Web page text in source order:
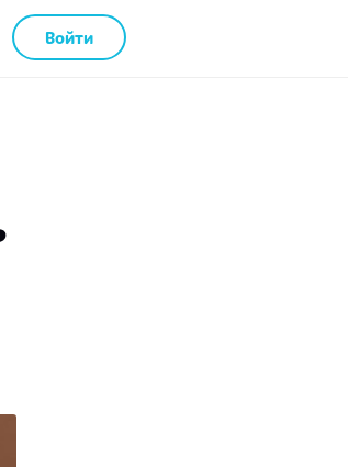
Войти